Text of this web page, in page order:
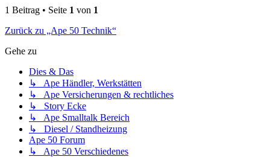
1 Beitrag • Seite 1 von 1
Zurück zu „Ape 50 Technik“
Gehe zu
Dies & Das
↳ Ape Händler, Werkstätten
↳ Ape Versicherungen & rechtliches
↳ Story Ecke
↳ Ape Smalltalk Bereich
↳ Diesel / Standheizung
Ape 50 Forum
↳ Ape 50 Verschiedenes